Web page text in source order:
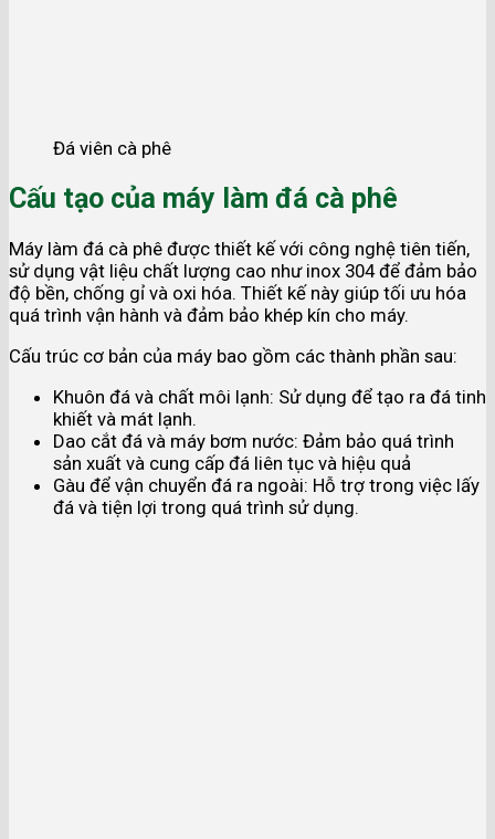
Đá viên cà phê
Cấu tạo của máy làm đá cà phê
Máy làm đá cà phê được thiết kế với công nghệ tiên tiến,
sử dụng vật liệu chất lượng cao như inox 304 để đảm bảo
độ bền, chống gỉ và oxi hóa. Thiết kế này giúp tối ưu hóa
quá trình vận hành và đảm bảo khép kín cho máy.
Cấu trúc cơ bản của máy bao gồm các thành phần sau:
Khuôn đá và chất môi lạnh: Sử dụng để tạo ra đá tinh
khiết và mát lạnh.
Dao cắt đá và máy bơm nước: Đảm bảo quá trình
sản xuất và cung cấp đá liên tục và hiệu quả
Gàu để vận chuyển đá ra ngoài: Hỗ trợ trong việc lấy
đá và tiện lợi trong quá trình sử dụng.